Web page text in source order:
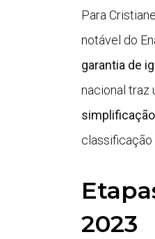
Para
notável do
garantia de
nacional traz
classificação
2023